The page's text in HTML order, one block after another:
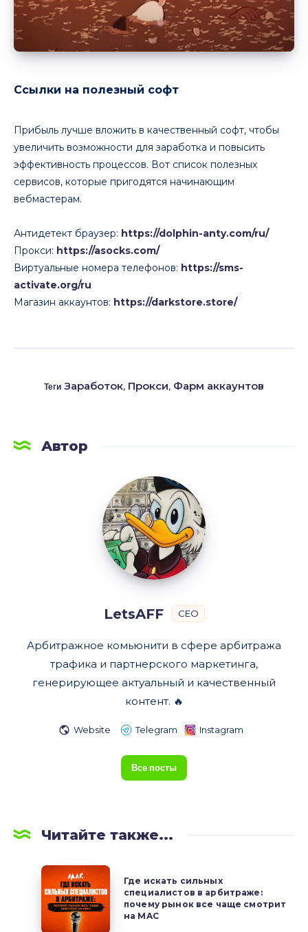
Ссылки на полезный софт
Прибыль лучше вложить в качественный софт, чтобы
увеличить возможности для заработка и повысить
эффективность процессов. Вот список полезных
сервисов, которые пригодятся начинающим
вебмастерам.
Антидетект браузер: https://dolphin-anty.com/ru/
Прокси: https://asocks.com/
Виртуальные номера телефонов: https://sms-
activate.org/ru
Магазин аккаунтов: https://darkstore.store/
Теги Заработок, Прокси, Фарм аккаунтов
Автор
LetsAFF
LetsAFF CEO
Арбитражное комьюнити в сфере арбитража
трафика и партнерского маркетинга,
генерирующее актуальный и качественный
контент. 🔥
Website Telegram Instagram
Все посты
Читайте также...
Где
искать
сильных
специалистов
Где искать сильных
специалистов в арбитраже:
почему рынок все чаще смотрит
на MAC